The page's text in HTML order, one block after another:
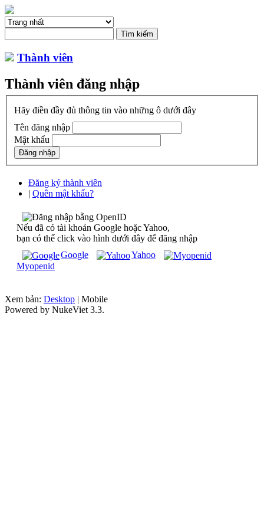
Thành viên
Thành viên đăng nhập
Hãy điền đầy đủ thông tin vào những ô dưới đây
Tên đăng nhập
Mật khẩu
Đăng ký thành viên
| Quên mật khẩu?
Nếu đã có tài khoản Google hoặc Yahoo,
bạn có thể click vào hình dưới đây để đăng nhập
Google
Yahoo
Myopenid
Xem bản: Desktop | Mobile
Powered by NukeViet 3.3.